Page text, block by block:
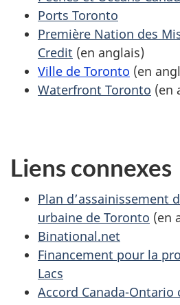
Ports Toronto
Première Nation des
Credit (en anglais)
Ville de Toronto (en
Waterfront Toronto (en
Liens connexes
Plan d’assainissement
urbaine de Toronto (en
Binational.net
Financement pour la
Lacs
Accord Canada-Ontario